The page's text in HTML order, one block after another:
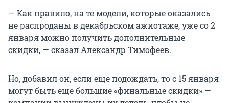
— Как правило, на те модели, которые оказались
не распроданы в декабрьском ажиотаже, уже со 2
января можно получить дополнительные
скидки, — сказал Александр Тимофеев.
Но, добавил он, если еще подождать, то с 15 января
могут быть еще большие «финальные скидки» —